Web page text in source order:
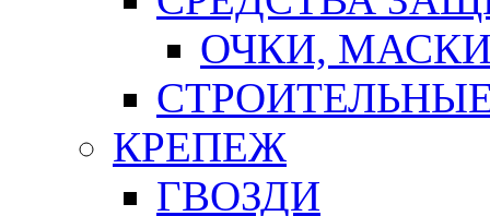
ОЧКИ,
КРЕПЕЖ
ГВОЗДИ